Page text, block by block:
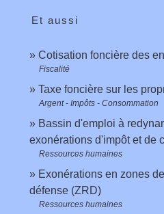
Et aussi
Cotisation foncière des
Fiscalité
Taxe foncière sur les
Argent - Impôts - Consommation
Bassin d'emploi à
exonérations d'impôt et de
Ressources humaines
Exonérations en zones
défense (ZRD)
Ressources humaines